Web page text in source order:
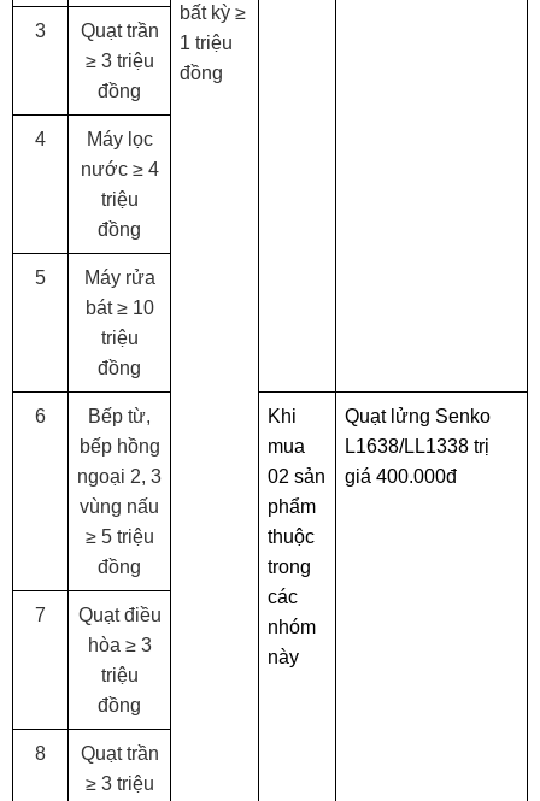
bất kỳ ≥
1 triệu
đồng
3
Quạt trần
≥ 3 triệu
đồng
4
Máy lọc
nước ≥ 4
triệu
đồng
5
Máy rửa
bát ≥ 10
triệu
đồng
6
Bếp từ,
bếp hồng
ngoại 2, 3
vùng nấu
≥ 5 triệu
đồng
Khi
mua
02 sản
phẩm
thuộc
trong
các
nhóm
này
Quạt lửng Senko
L1638/LL1338 trị
giá 400.000đ
7
Quạt điều
hòa ≥ 3
triệu
đồng
8
Quạt trần
≥ 3 triệu